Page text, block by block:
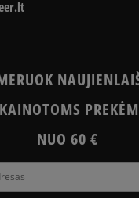
mėgstama sistema,
atsiimant prekes - tai
prekes kurjeriui kortele
papildomai
NUO 60 €